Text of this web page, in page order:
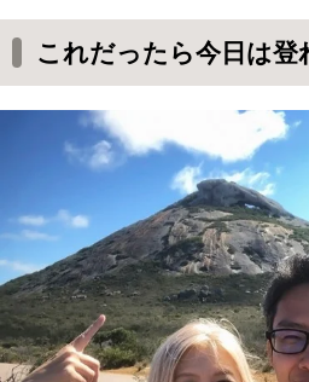
これだったら今日は登